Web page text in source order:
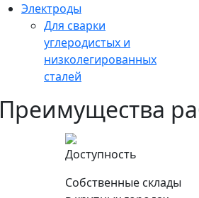
Электроды
Для сварки
углеродистых и
низколегированных
сталей
Преимущества
Доступность
Собственные склады